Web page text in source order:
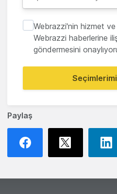
Paylaş
Webrazzi'nin hizmet ve
Webrazzi haberlerine
göndermesini